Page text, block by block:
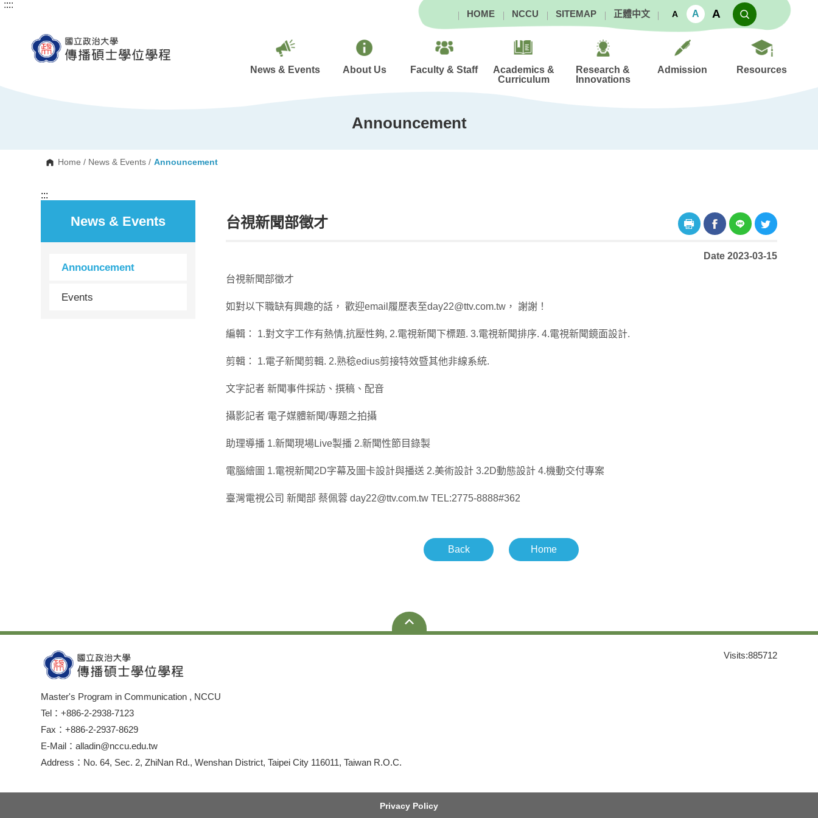
G
:::
HOME NCCU SITEMAP 正體中文 A A A
News & Events About Us Faculty & Staff
Academics &
Curriculum
Research &
Innovations
Admission Resources
Announcement
Home / News & Events / Announcement
:::
News & Events
Announcement
Events
:::
台視新聞部徵才
Date 2023-03-15
台視新聞部徵才
如對以下職缺有興趣的話， 歡迎email履歷表至day22@ttv.com.tw， 謝謝！
編輯： 1.對文字工作有熱情,抗壓性夠, 2.電視新聞下標題. 3.電視新聞排序. 4.電視新聞鏡面設計.
剪輯： 1.電子新聞剪輯. 2.熟稔edius剪接特效暨其他非線系統.
文字記者 新聞事件採訪、撰稿、配音
攝影記者 電子媒體新聞/專題之拍攝
助理導播 1.新聞現場Live製播 2.新聞性節目錄製
電腦繪圖 1.電視新聞2D字幕及圖卡設計與播送 2.美術設計 3.2D動態設計 4.機動交付專案
臺灣電視公司 新聞部 蔡佩蓉 day22@ttv.com.tw TEL:2775-8888#362
Back Home
Master's Program in Communication , NCCU
Tel：+886-2-2938-7123
Fax：+886-2-2937-8629
E-Mail：alladin@nccu.edu.tw
Address：No. 64, Sec. 2, ZhiNan Rd., Wenshan District, Taipei City 116011, Taiwan R.O.C.
Visits:885712
Privacy Policy